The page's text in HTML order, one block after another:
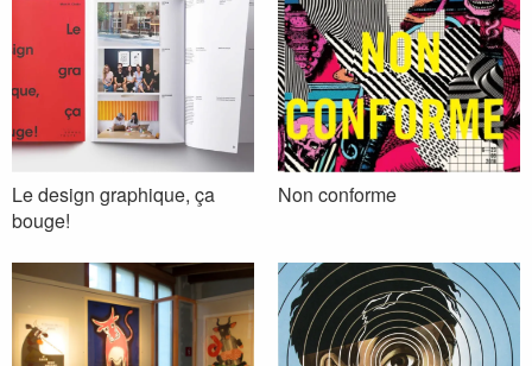
Le design graphique, ça
bouge!
Non conforme